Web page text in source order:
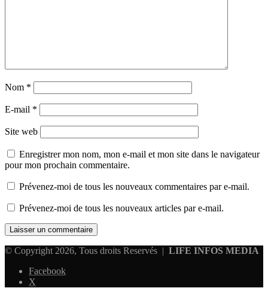
Nom *
E-mail *
Site web
Enregistrer mon nom, mon e-mail et mon site dans le navigateur
pour mon prochain commentaire.
Prévenez-moi de tous les nouveaux commentaires par e-mail.
Prévenez-moi de tous les nouveaux articles par e-mail.
© Copyright 2026, Tous droits Reservés | LIFE INFOS MEDIA
Facebook
X